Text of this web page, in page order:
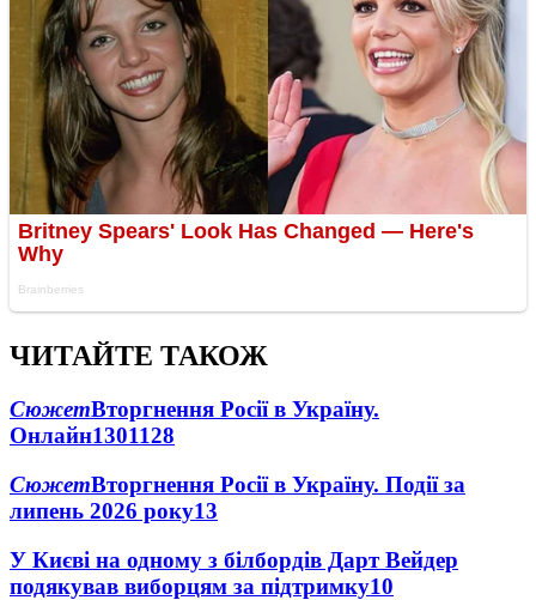
ЧИТАЙТЕ ТАКОЖ
СюжетВторгнення Росії в Україну.
Онлайн1301128
СюжетВторгнення Росії в Україну. Події за
липень 2026 року13
У Києві на одному з білбордів Дарт Вейдер
подякував виборцям за підтримку10